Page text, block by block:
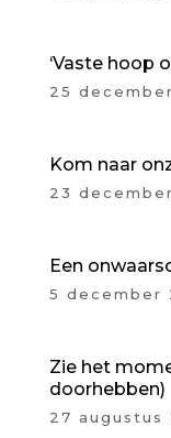
‘Vaste hoop
25
Kom naar
23
Een
5 december
Zie het
doorhebben)
27 augustus